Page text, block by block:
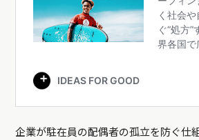
企業が駐在員の配偶者の孤立を防ぐ仕